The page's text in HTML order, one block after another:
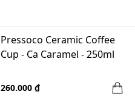
Pressoco Ceramic Coffee
Cup - Ca Caramel - 250ml
260.000 ₫